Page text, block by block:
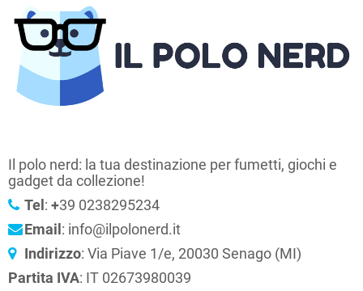
Il polo nerd: la tua destinazione per fumetti, giochi e
gadget da collezione!
Tel : +39 0238295234
Email : info@ilpolonerd.it
Indirizzo: Via Piave 1/e, 20030 Senago (MI)
Partita IVA: IT 02673980039